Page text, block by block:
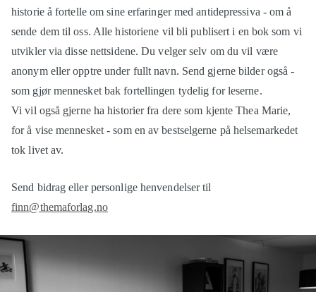
historie å fortelle om sine erfaringer med antidepressiva - om å
sende dem til oss. Alle historiene vil bli publisert i en bok som vi
utvikler via disse nettsidene. Du velger selv om du vil være
anonym eller opptre under fullt navn. Send gjerne bilder også -
som gjør mennesket bak fortellingen tydelig for leserne.
Vi vil også gjerne ha historier fra dere som kjente Thea Marie,
for å vise mennesket - som en av bestselgerne på helsemarkedet
tok livet av.
Send bidrag eller personlige henvendelser til
finn@themaforlag.no